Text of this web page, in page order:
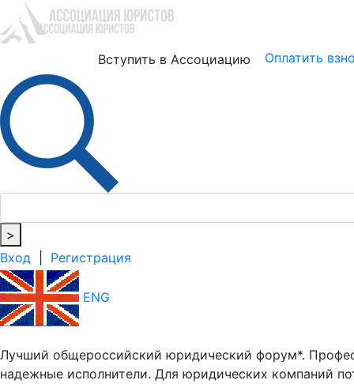
Вступить в Ассоциацию Оплатить
>
Вход
Регистрация
ENG
Лучший общероссийский юридический форум*.
надежные исполнители. Для юридических компаний